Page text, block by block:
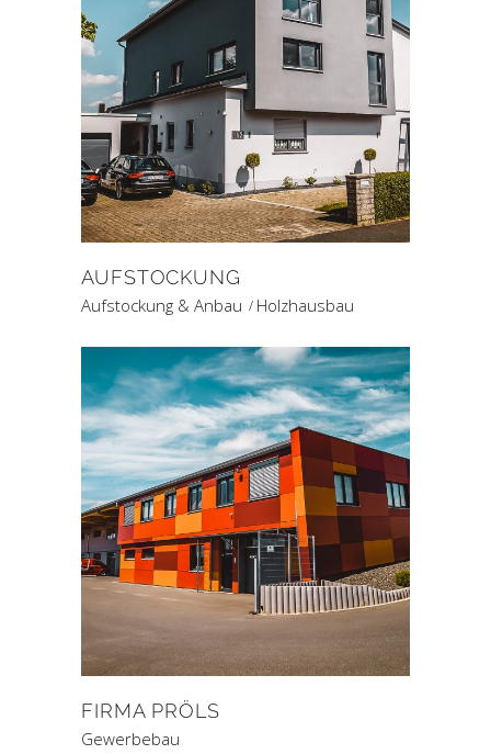
AUFSTOCKUNG
Aufstockung & Anbau Holzhausbau
FIRMA PRÖLS
Gewerbebau